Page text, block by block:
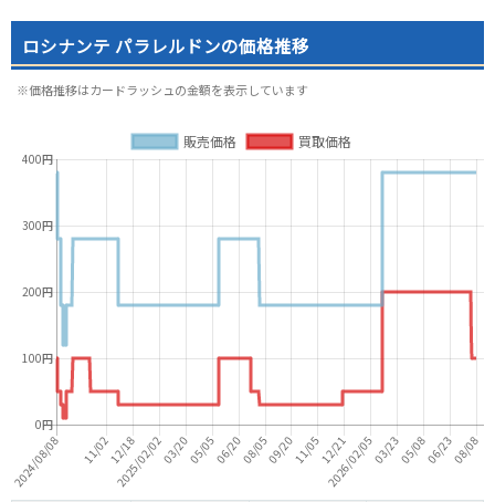
ロシナンテ パラレルドンの価格推移
※価格推移はカードラッシュの金額を表示しています